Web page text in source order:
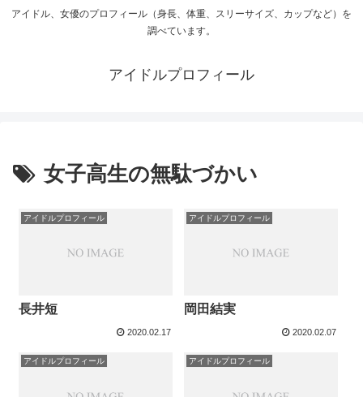
アイドル、女優のプロフィール（身長、体重、スリーサイズ、カップなど）を
調べています。
アイドルプロフィール
女子高生の無駄づかい
アイドルプロフィール
長井短
2020.02.17
アイドルプロフィール
岡田結実
2020.02.07
アイドルプロフィール アイドルプロフィール